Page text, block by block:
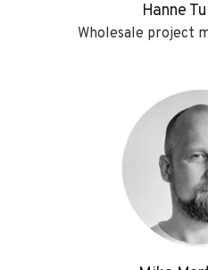
Hanne
Wholesale project